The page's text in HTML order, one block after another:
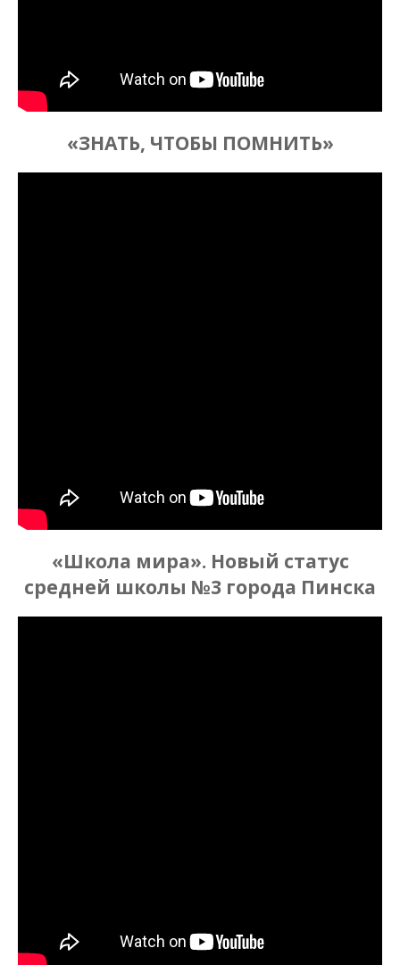
«ЗНАТЬ, ЧТОБЫ ПОМНИТЬ»
«Школа мира». Новый статус
средней школы №3 города Пинска